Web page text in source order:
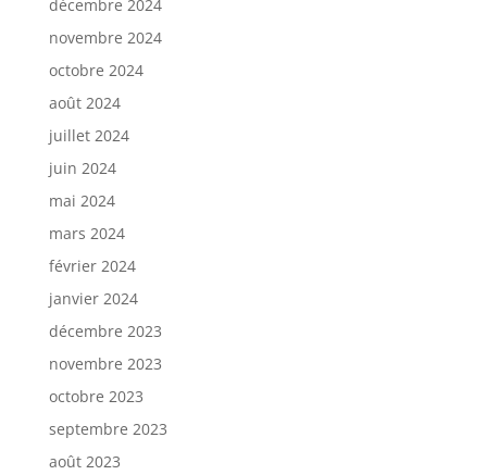
décembre 2024
novembre 2024
octobre 2024
août 2024
juillet 2024
juin 2024
mai 2024
mars 2024
février 2024
janvier 2024
décembre 2023
novembre 2023
octobre 2023
septembre 2023
août 2023